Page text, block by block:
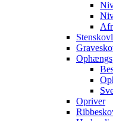
Stenskovl
Opriver